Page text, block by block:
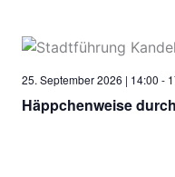
Häppchenweise
25. September 2026 | 14:00 -